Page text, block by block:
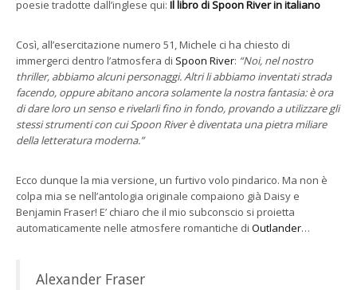
poesie tradotte dall’inglese qui: Il libro di Spoon River in italiano
Così, all’esercitazione numero 51, Michele ci ha chiesto di
immergerci dentro l’atmosfera di Spoon River: “Noi, nel nostro
thriller, abbiamo alcuni personaggi. Altri li abbiamo inventati strada
facendo, oppure abitano ancora solamente la nostra fantasia: è ora
di dare loro un senso e rivelarli fino in fondo, provando a utilizzare gli
stessi strumenti con cui Spoon River è diventata una pietra miliare
della letteratura moderna.”
Ecco dunque la mia versione, un furtivo volo pindarico. Ma non è
colpa mia se nell’antologia originale compaiono già Daisy e
Benjamin Fraser! E’ chiaro che il mio subconscio si proietta
automaticamente nelle atmosfere romantiche di Outlander…
Alexander Fraser